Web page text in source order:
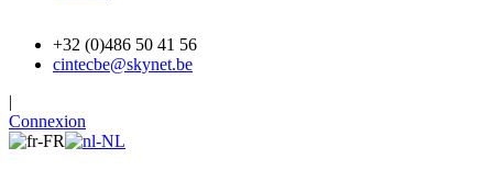
+32 (0)486 50 41 56
cintecbe@skynet.be
|
Connexion